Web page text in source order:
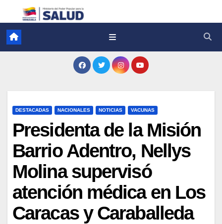
DESTACADAS NACIONALES NOTICIAS VACUNAS
Presidenta de la Misión
Barrio Adentro, Nellys
Molina supervisó
atención médica en Los
Caracas y Caraballeda